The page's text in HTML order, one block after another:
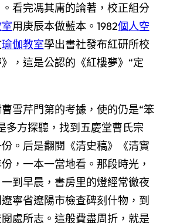
。看完馮其庸的論著，校正組分
用庚辰本做藍本。1982個人空
瑜伽教室學出書社發布紅研所校
，這是公認的《紅樓夢》“定
雪芹門第的考據，使的仍是“笨
多方探聽，找到五慶堂曹氏宗
。后是翻閱《清史稿》《清實
，一本一當地看。那段時光，
到早晨，書房里的燈經常徹夜
寧省遼陽市檢查碑刻什物，到
處所志。這般費盡周折，就是